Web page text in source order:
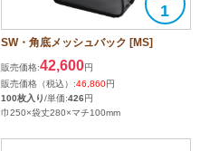
1
SW・角底メッシュバック [MS]
販売価格:42,600円
販売価格（税込）:46,860円
100枚入り/単価:426円
巾250×袋丈280×マチ100mm